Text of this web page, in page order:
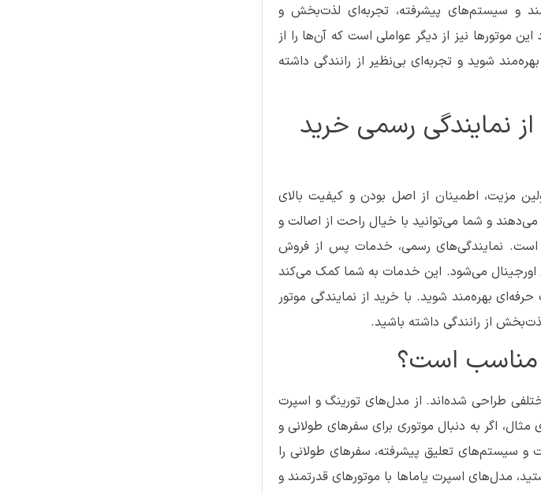
و سیستم‌های پیشرفته، تجربه‌ای لذت‌بخش و
موتورها نیز از دیگر عواملی است که آن‌ها را از
شوید و تجربه‌ای بی‌نظیر از رانندگی داشته
از نمایندگی رسمی خرید
مزیت، اطمینان از اصل بودن و کیفیت بالای
و شما می‌توانید با خیال راحت از اصالت و
است. نمایندگی‌های رسمی، خدمات پس از فروش
اورجینال می‌شود. این خدمات به شما کمک می‌کند
بهره‌مند شوید. با خرید از نمایندگی موتور
از رانندگی داشته باشید.
مناسب است؟
طراحی شده‌اند. از مدل‌های تورینگ و اسپرت
اگر به دنبال موتوری برای سفرهای طولانی و
سیستم‌های تعلیق پیشرفته، سفرهای طولانی را
مدل‌های اسپرت یاماها با موتورهای قدرتمند و